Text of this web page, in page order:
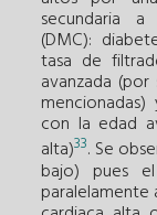
secundaria
(DMC):
tasa de
avanzada
con la edad
alta)33. Se
bajo) pues
paralelamente